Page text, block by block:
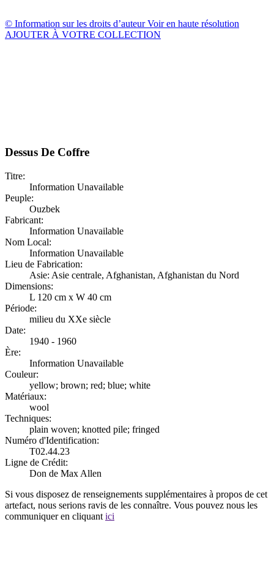
© Information sur les droits d’auteurVoir en haute résolution
AJOUTER À VOTRE COLLECTION
Dessus De Coffre
Titre:
Information Unavailable
Peuple:
Ouzbek
Fabricant:
Information Unavailable
Nom Local:
Information Unavailable
Lieu de Fabrication:
Asie: Asie centrale, Afghanistan, Afghanistan du Nord
Dimensions:
L 120 cm x W 40 cm
Période:
milieu du XXe siècle
Date:
1940 - 1960
Ère:
Information Unavailable
Couleur:
yellow; brown; red; blue; white
Matériaux:
wool
Techniques:
plain woven; knotted pile; fringed
Numéro d'Identification:
T02.44.23
Ligne de Crédit:
Don de Max Allen
Si vous disposez de renseignements supplémentaires à propos de cet
artefact, nous serions ravis de les connaître. Vous pouvez nous les
communiquer en cliquant ici